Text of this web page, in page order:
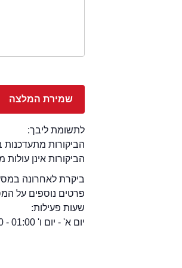
לתשומת ליבך:
הביקורות מתעדכנות באתר
הביקורות אינן
ביקרת לאחרונה
פרטים נוספים על
שעות פעילות:
יום א' - יום ו' 01:00 - 18:00